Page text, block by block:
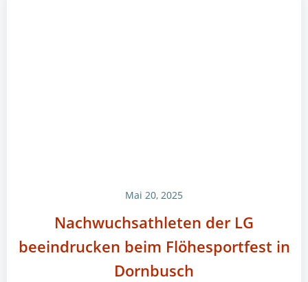
Mai 20, 2025
Nachwuchsathleten der LG
beeindrucken beim Flöhesportfest in
Dornbusch